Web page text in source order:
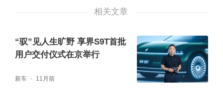
特色拍照打卡区，趣味星空露营狂欢趴，夏日
轻奢BBQ晚宴，乐队现场演奏，既深化了品牌
独特的情感连结，又拉满了生活仪式感，赋予
相关文章
“驭”见人生旷野 享界S9T首批
用户交付仪式在京举行
新车 11月前